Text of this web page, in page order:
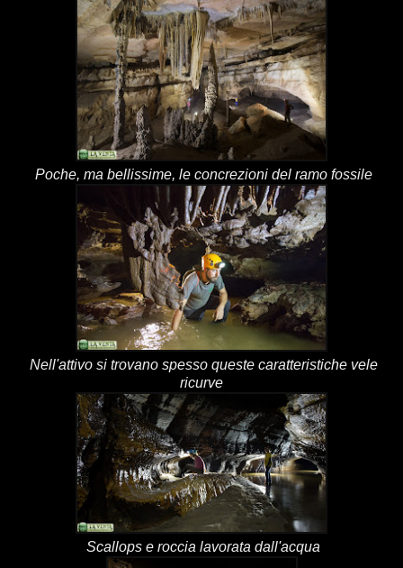
Poche, ma bellissime, le concrezioni del ramo fossile
Nell'attivo si trovano spesso queste caratteristiche vele
ricurve
Scallops e roccia lavorata dall'acqua